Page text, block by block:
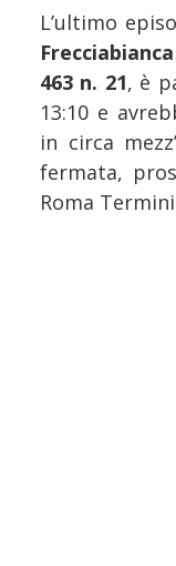
L’ultimo
463 n. 21, è
13:10 e
in circa
fermata,
Roma